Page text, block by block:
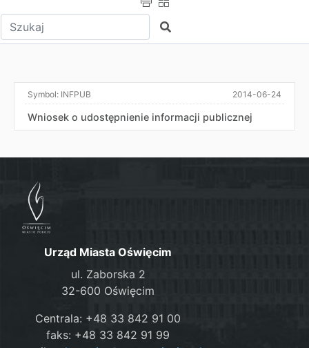
Wpisz tekst do wyszukania Szukaj
Symbol: INFPUB 2014-06-24
Wniosek o udostępnienie informacji publicznej
Urząd Miasta Oświęcim
ul. Zaborska 2
32-600 Oświęcim
Centrala: +48 33 842 91 00
faks: +48 33 842 91 99